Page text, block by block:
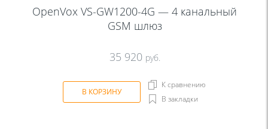
OpenVox VS-GW1200-4G — 4 канальный
GSM шлюз
35 920 руб.
В КОРЗИНУ
К сравнению
В закладки